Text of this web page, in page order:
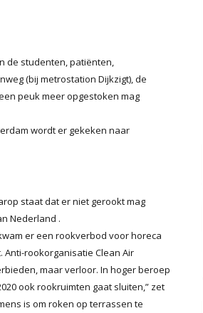
de studenten, patiënten,
(bij metrostation Dijkzigt), de
peuk meer opgestoken mag
wordt er gekeken naar
staat dat er niet gerookt mag
Nederland .
er een rookverbod voor horeca
rookorganisatie Clean Air
maar verloor. In hoger beroep
ook rookruimten gaat sluiten,” zet
is om roken op terrassen te